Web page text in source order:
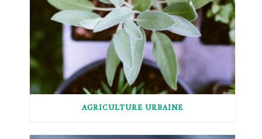
AGRICULTURE URBAINE